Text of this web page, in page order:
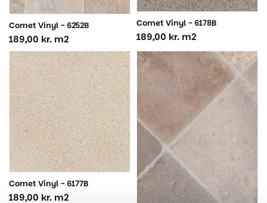
Comet Vinyl - 6252B
189,00 kr. m2
Comet Vinyl - 6178B
189,00 kr. m2
Comet Vinyl - 6177B
189,00 kr. m2